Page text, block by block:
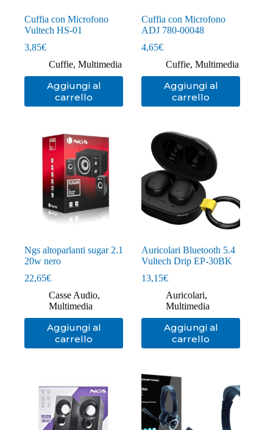
Cuffia con Microfono
Vultech HS-01
3,85€
Cuffie, Multimedia
Aggiungi al
carrello
Cuffia con Microfono
ADJ 780-00048
4,65€
Cuffie,Multimedia
Aggiungi al
carrello
Ngs altoparlanti sugar 2.1
20w nero
22,65€
Casse Audio,
Multimedia
Aggiungi al
carrello
Auricolari Bluetooth 5.4
Vultech Drip EP-30BK
13,15€
Auricolari,
Multimedia
Aggiungi al
carrello